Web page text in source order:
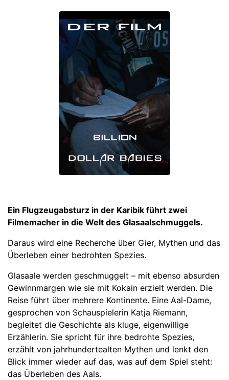
Ein Flugzeugabsturz in der Karibik führt zwei
Filmemacher in die Welt des Glasaalschmuggels.
Daraus wird eine Recherche über Gier, Mythen und das
Überleben einer bedrohten Spezies.
Glasaale werden geschmuggelt – mit ebenso absurden
Gewinnmargen wie sie mit Kokain erzielt werden. Die
Reise führt über mehrere Kontinente. Eine Aal-Dame,
gesprochen von Schauspielerin Katja Riemann,
begleitet die Geschichte als kluge, eigenwillige
Erzählerin. Sie spricht für ihre bedrohte Spezies,
erzählt von jahrhundertealten Mythen und lenkt den
Blick immer wieder auf das, was auf dem Spiel steht:
das Überleben des Aals.